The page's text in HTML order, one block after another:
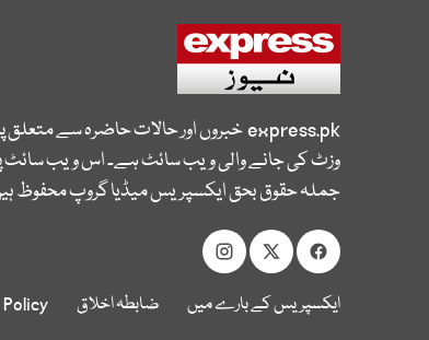
express.pkخبروں اور حالات حاضرہ سے
وزٹ کی جانے والی ویب سائٹ ہے۔ اس ویب سائٹ
جملہ حقوق بحق ایکسپریس میڈیا گروپ محفوظ
ایکسپریس کے بارے میں ضابطہ اخلاق